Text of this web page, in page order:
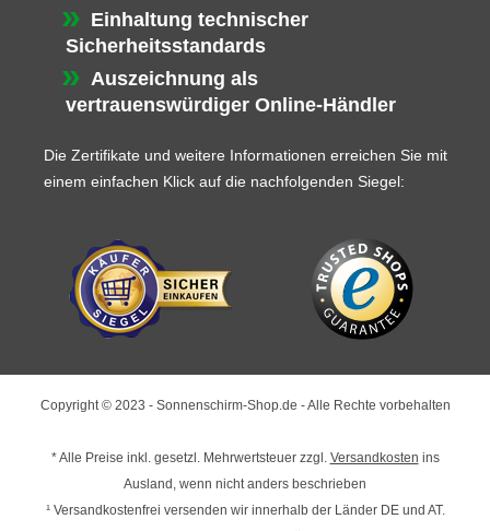
Einhaltung technischer
Sicherheitsstandards
Auszeichnung als
vertrauenswürdiger Online-Händler
Die Zertifikate und weitere Informationen erreichen Sie mit
einem einfachen Klick auf die nachfolgenden Siegel:
Copyright © 2023 - Sonnenschirm-Shop.de - Alle Rechte vorbehalten
* Alle Preise inkl. gesetzl. Mehrwertsteuer zzgl. Versandkosten ins
Ausland, wenn nicht anders beschrieben
¹ Versandkostenfrei versenden wir innerhalb der Länder DE und AT.